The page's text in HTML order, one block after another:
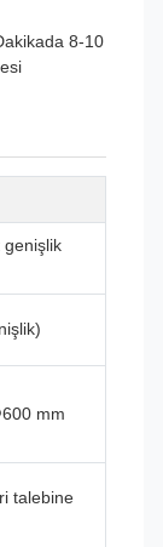
8-10
genişlik
mm
talebine